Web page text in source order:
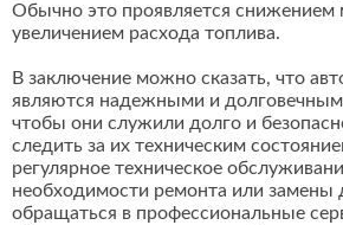
Обычно это проявляется
увеличением расхода топлива.
В заключение можно сказать, что
являются надежными и
чтобы они служили долго и
следить за их техническим
регулярное техническое
необходимости ремонта или замены
обращаться в профессиональные